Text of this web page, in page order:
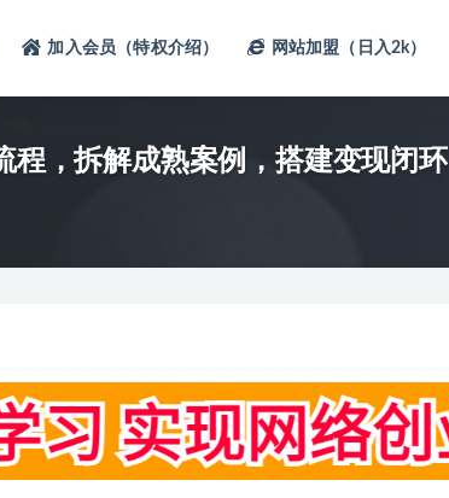
加入会员（特权介绍） 网站加盟（日入2k）
程，拆解成熟案例，搭建变现闭环